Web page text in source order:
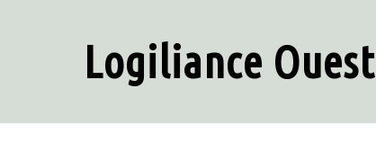
Logiliance Ouest